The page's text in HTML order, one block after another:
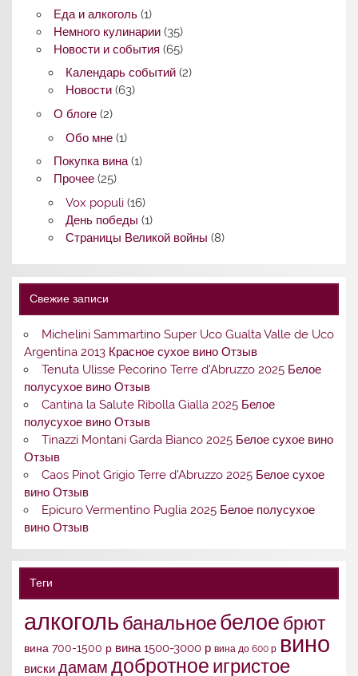
Еда и алкоголь(1)
Немного кулинарии(35)
Новости и события (65)
Календарь событий(2)
Новости(63)
О блоге(2)
Обо мне(1)
Покупка вина(1)
Прочее(25)
Vox populi(16)
День победы (1)
Страницы Великой войны (8)
Свежие записи
Michelini Sammartino Super Uco Gualta Valle de Uco
Argentina 2013 Красное сухое вино Отзыв
Tenuta Ulisse Pecorino Terre d’Abruzzo 2025 Белое
полусухое вино Отзыв
Cantina la Salute Ribolla Gialla 2025 Белое
полусухое вино Отзыв
Tinazzi Montani Garda Bianco 2025 Белое сухое вино
Отзыв
Caos Pinot Grigio Terre d’Abruzzo 2025 Белое сухое
вино Отзыв
Epicuro Vermentino Puglia 2025 Белое полусухое
вино Отзыв
Теги
алкоголь банальноебелое брют
вина 700-1500 р вина 1500-3000 р вина до 600 р вино
виски дамам добротное игристое